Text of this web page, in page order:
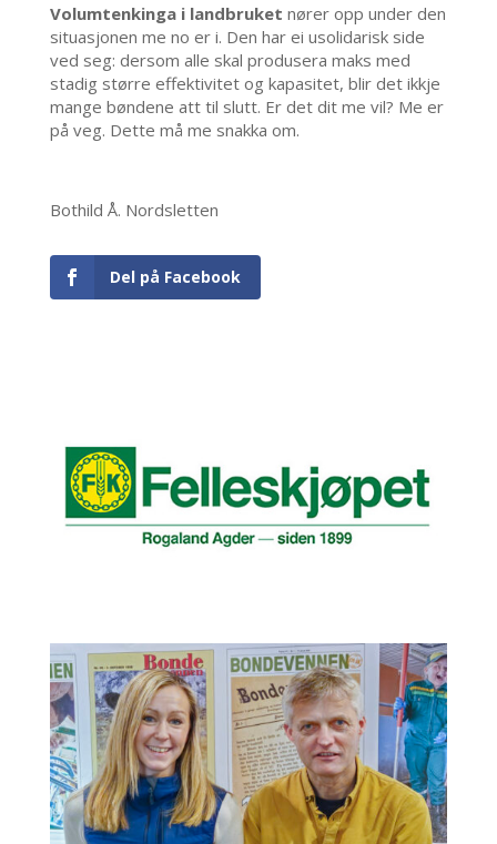
Volumtenkinga i landbruket nører opp under den
situasjonen me no er i. Den har ei usolidarisk side
ved seg: dersom alle skal produsera maks med
stadig større effektivitet og kapasitet, blir det ikkje
mange bøndene att til slutt. Er det dit me vil? Me er
på veg. Dette må me snakka om.
Bothild Å. Nordsletten
Del på Facebook